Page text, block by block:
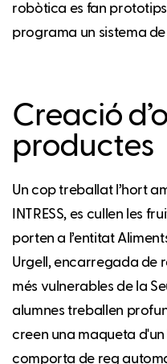
robòtica es fan
programa un sistema
Creació
productes
Un cop treballat l’hort
INTRESS, es cullen les
porten a l’entitat
Urgell, encarregada de
més vulnerables de la
alumnes treballen
creen una maqueta
comporta de reg